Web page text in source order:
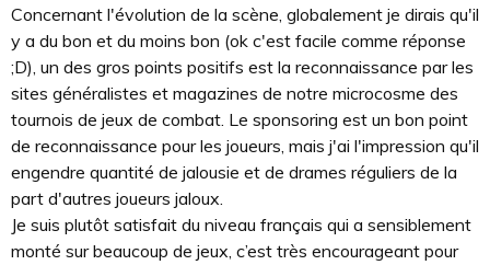
Concernant l'évolution de la scène, globalement je dirais qu'il
y a du bon et du moins bon (ok c'est facile comme réponse
;D), un des gros points positifs est la reconnaissance par les
sites généralistes et magazines de notre microcosme des
tournois de jeux de combat. Le sponsoring est un bon point
de reconnaissance pour les joueurs, mais j'ai l'impression qu'il
engendre quantité de jalousie et de drames réguliers de la
part d'autres joueurs jaloux.
Je suis plutôt satisfait du niveau français qui a sensiblement
monté sur beaucoup de jeux, c’est très encourageant pour